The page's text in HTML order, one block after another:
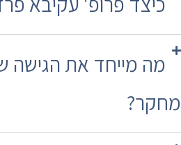
מה מייחד את הגישה
מחקר?